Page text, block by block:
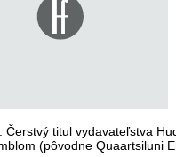
titul vydavateľstva
(pôvodne Quaartsiluni